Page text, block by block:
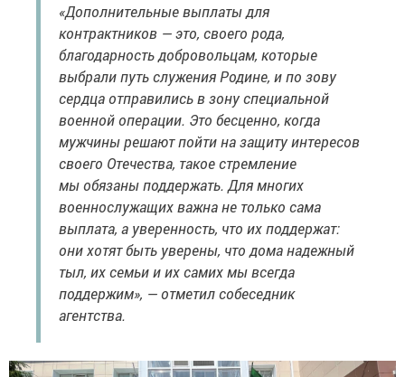
«Дополнительные выплаты для
контрактников — это, своего рода,
благодарность добровольцам, которые
выбрали путь служения Родине, и по зову
сердца отправились в зону специальной
военной операции. Это бесценно, когда
мужчины решают пойти на защиту интересов
своего Отечества, такое стремление
мы обязаны поддержать. Для многих
военнослужащих важна не только сама
выплата, а уверенность, что их поддержат:
они хотят быть уверены, что дома надежный
тыл, их семьи и их самих мы всегда
поддержим», — отметил собеседник
агентства.